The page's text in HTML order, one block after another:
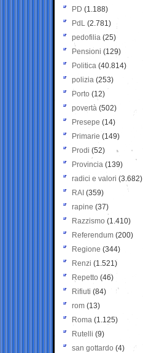
PD (1.188)
PdL (2.781)
pedofilia (25)
Pensioni (129)
Politica (40.814)
polizia (253)
Porto (12)
povertà (502)
Presepe (14)
Primarie (149)
Prodi (52)
Provincia (139)
radici e valori (3.682)
RAI (359)
rapine (37)
Razzismo (1.410)
Referendum (200)
Regione (344)
Renzi (1.521)
Repetto (46)
Rifiuti (84)
rom (13)
Roma (1.125)
Rutelli (9)
san gottardo (4)